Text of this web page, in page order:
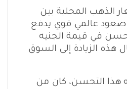
الذهب المحلية بين
صعود عالمي قوي يدفع
في قيمة الجنيه
هذه الزيادة إلى السوق
هذا التحسن، كان من